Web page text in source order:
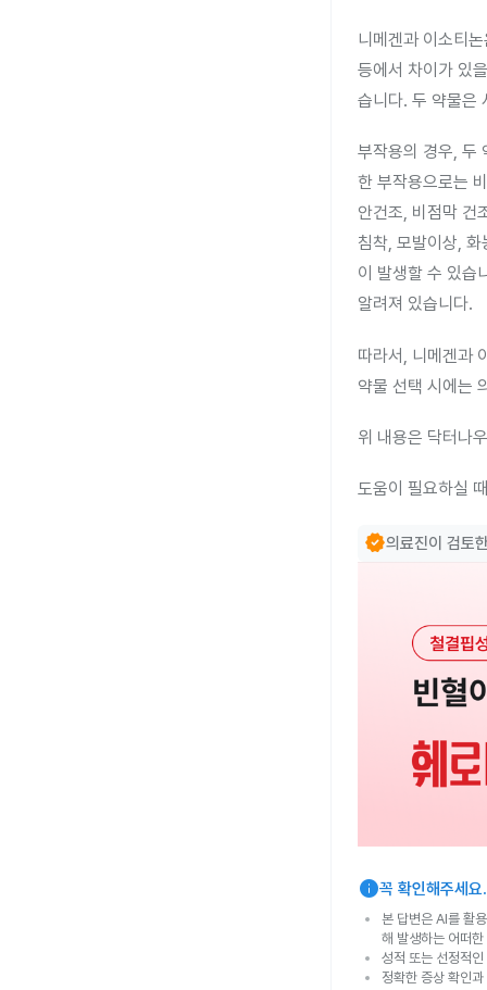
니메겐과 이소티
등에서 차이가 있
습니다. 두 약물은
부작용의 경우, 두
한 부작용으로는
안건조, 비점막 건
침착, 모발이상,
이 발생할 수 있습
알려져 있습니다.
따라서, 니메겐과
약물 선택 시에는
위 내용은 닥터나
도움이 필요하실
verified의료진이 검토
info꼭 확인해주세요.
본 답변은 AI를 활
해 발생하는 어떠
성적 또는 선정적
정확한 증상 확인